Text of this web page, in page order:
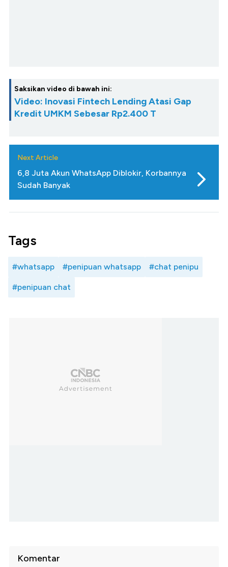
Saksikan video di bawah ini:
Video: Inovasi Fintech Lending Atasi Gap
Kredit UMKM Sebesar Rp2.400 T
Next Article
6,8 Juta Akun WhatsApp Diblokir, Korbannya
Sudah Banyak
Tags
#whatsapp #penipuan whatsapp #chat penipu
#penipuan chat
Komentar